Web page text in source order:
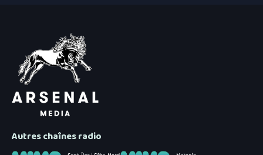
Autres chaînes radio